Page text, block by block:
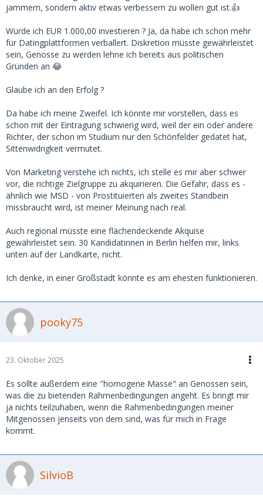
jammern, sondern aktiv etwas verbessern zu wollen gut ist.👍
Würde ich EUR 1.000,00 investieren ? Ja, da habe ich schon mehr
für Datingplattformen verballert. Diskretion müsste gewährleistet
sein, Genosse zu werden lehne ich bereits aus politischen
Gründen an 😂
Glaube ich an den Erfolg ?
Da habe ich meine Zweifel. Ich könnte mir vorstellen, dass es
schon mit der Eintragung schwierig wird, weil der ein oder andere
Richter, der schon im Studium nur den Schönfelder gedatet hat,
Sittenwidrigkeit vermutet.
Von Marketing verstehe ich nichts, ich stelle es mir aber schwer
vor, die richtige Zielgruppe zu akquirieren. Die Gefahr, dass es -
ähnlich wie MSD - von Prostituierten als zweites Standbein
missbraucht wird, ist meiner Meinung nach real.
Auch regional müsste eine flächendeckende Akquise
gewährleistet sein. 30 Kandidatinnen in Berlin helfen mir, links
unten auf der Landkarte, nicht.
Ich denke, in einer Großstadt könnte es am ehesten funktionieren.
pooky75
23. Oktober 2025
Es sollte außerdem eine "homogene Masse" an Genossen sein,
was die zu bietenden Rahmenbedingungen angeht. Es bringt mir
ja nichts teilzuhaben, wenn die Rahmenbedingungen meiner
Mitgenossen jenseits von dem sind, was für mich in Frage
kommt.
SilvioB